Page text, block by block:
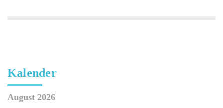
Kalender
August 2026